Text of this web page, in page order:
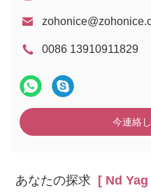
0086 13910911829
今連絡
あなたの探求[ Nd Yag